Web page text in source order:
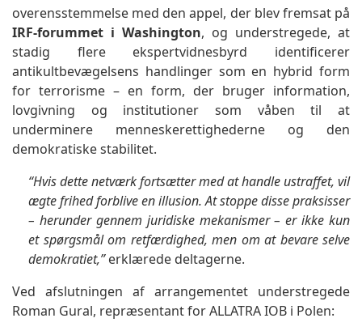
overensstemmelse med den appel, der blev fremsat på
IRF-forummet i Washington, og understregede, at
stadig flere ekspertvidnesbyrd identificerer
antikultbevægelsens handlinger som en hybrid form
for terrorisme – en form, der bruger information,
lovgivning og institutioner som våben til at
underminere menneskerettighederne og den
demokratiske stabilitet.
“Hvis dette netværk fortsætter med at handle ustraffet, vil
ægte frihed forblive en illusion. At stoppe disse praksisser
– herunder gennem juridiske mekanismer – er ikke kun
et spørgsmål om retfærdighed, men om at bevare selve
demokratiet,”erklærede deltagerne.
Ved afslutningen af arrangementet understregede
Roman Gural, repræsentant for ALLATRA IOB i Polen: